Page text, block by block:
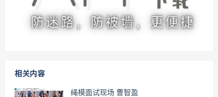
相关内容
绳模面试现场 曹智盈